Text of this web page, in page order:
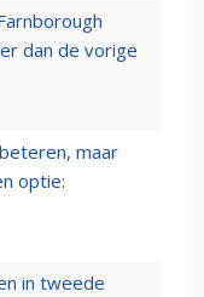
dan de vorige
maar
optie:
in tweede